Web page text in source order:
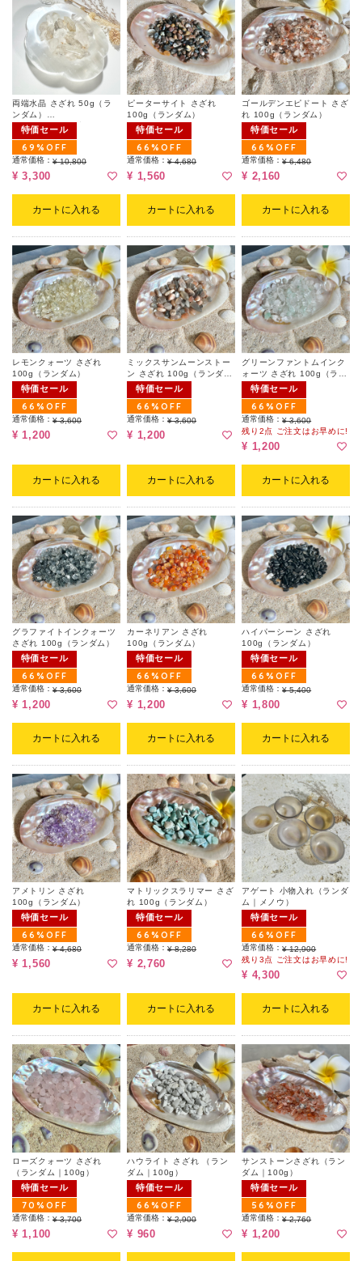
両端水晶 さざれ 50g（ラ
ンダム）
パワーストーンブレスを浄
化するには十分な量ですの
で、空間の浄化、お風呂で
のご利用など、お好きな用
途に合わせてご利用くださ
い。
特価セール
69%OFF
通常価格： ¥ 10,800
¥ 3,300
カートに入れる
ピーターサイト さざれ
100g（ランダム）
特価セール
66%OFF
通常価格：¥ 4,680
¥ 1,560
カートに入れる
ゴールデンエピドート さざ
れ 100g（ランダム）
特価セール
66%OFF
通常価格：¥ 6,480
¥ 2,160
カートに入れる
レモンクォーツ さざれ
100g（ランダム）
特価セール
66%OFF
通常価格： ¥ 3,600
¥ 1,200
カートに入れる
ミックスサンムーンストー
ン さざれ 100g（ランダ
ム）
特価セール
66%OFF
通常価格：¥ 3,600
¥ 1,200
カートに入れる
グリーンファントムインク
ォーツ さざれ 100g（ラン
ダム）
特価セール
66%OFF
通常価格：¥ 3,600
残り2点 ご注文はお早めに!
¥ 1,200
カートに入れる
グラファイトインクォーツ
さざれ 100g（ランダム）
特価セール
66%OFF
通常価格： ¥ 3,600
¥ 1,200
カートに入れる
カーネリアン さざれ
100g（ランダム）
特価セール
66%OFF
通常価格：¥ 3,600
¥ 1,200
カートに入れる
ハイパーシーン さざれ
100g（ランダム）
特価セール
66%OFF
通常価格：¥ 5,400
¥ 1,800
カートに入れる
アメトリン さざれ
100g（ランダム）
特価セール
66%OFF
通常価格： ¥ 4,680
¥ 1,560
カートに入れる
マトリックスラリマー さざ
れ 100g（ランダム）
特価セール
66%OFF
通常価格：¥ 8,280
¥ 2,760
カートに入れる
アゲート 小物入れ（ランダ
ム｜メノウ）
特価セール
66%OFF
通常価格：¥ 12,900
残り3点 ご注文はお早めに!
¥ 4,300
カートに入れる
ローズクォーツ さざれ
（ランダム｜100g）
特価セール
70%OFF
通常価格： ¥ 3,700
¥ 1,100
ハウライト さざれ （ラン
ダム｜100g）
特価セール
66%OFF
通常価格：¥ 2,900
¥ 960
サンストーンさざれ（ラン
ダム｜100g）
特価セール
56%OFF
通常価格：¥ 2,760
¥ 1,200